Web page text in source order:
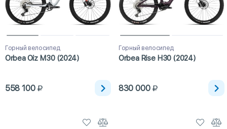
Горный велосипед
Orbea Oiz M30 (2024)
558 100
Горный велосипед
Orbea Rise H30 (2024)
830 000